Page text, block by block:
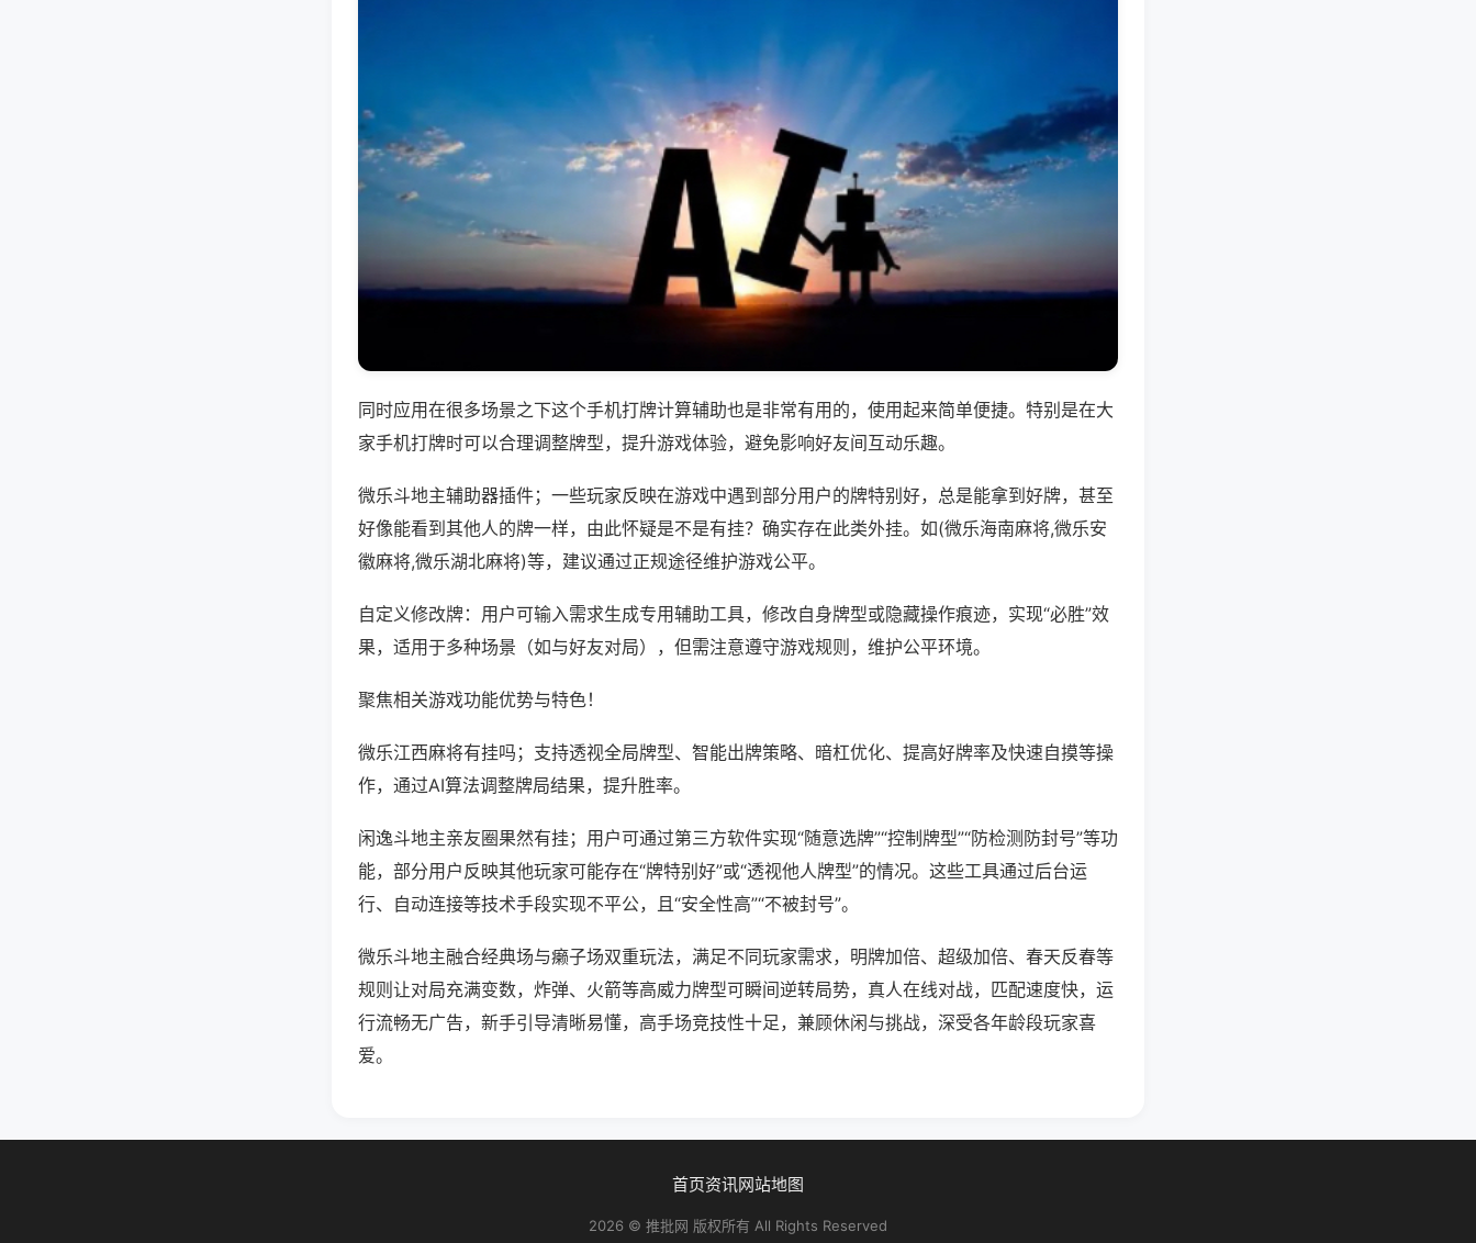
同时应用在很多场景之下这个手机打牌计算辅助也是非常有用的，使用起来简单便捷。特别是在大
家手机打牌时可以合理调整牌型，提升游戏体验，避免影响好友间互动乐趣。
微乐斗地主辅助器插件；一些玩家反映在游戏中遇到部分用户的牌特别好，总是能拿到好牌，甚至
好像能看到其他人的牌一样，由此怀疑是不是有挂？确实存在此类外挂。如(微乐海南麻将,微乐安
徽麻将,微乐湖北麻将)等，建议通过正规途径维护游戏公平。
自定义修改牌：用户可输入需求生成专用辅助工具，修改自身牌型或隐藏操作痕迹，实现“必胜”效
果，适用于多种场景（如与好友对局），但需注意遵守游戏规则，维护公平环境。
聚焦相关游戏功能优势与特色！
微乐江西麻将有挂吗；支持透视全局牌型、智能出牌策略、暗杠优化、提高好牌率及快速自摸等操
作，通过AI算法调整牌局结果，提升胜率。
闲逸斗地主亲友圈果然有挂；用户可通过第三方软件实现“随意选牌”“控制牌型”“防检测防封号”等功
能，部分用户反映其他玩家可能存在“牌特别好”或“透视他人牌型”的情况。这些工具通过后台运
行、自动连接等技术手段实现不平公，且“安全性高”“不被封号”。
微乐斗地主融合经典场与癞子场双重玩法，满足不同玩家需求，明牌加倍、超级加倍、春天反春等
规则让对局充满变数，炸弹、火箭等高威力牌型可瞬间逆转局势，真人在线对战，匹配速度快，运
行流畅无广告，新手引导清晰易懂，高手场竞技性十足，兼顾休闲与挑战，深受各年龄段玩家喜
爱。
首页资讯网站地图
2026 © 推批网 版权所有 All Rights Reserved